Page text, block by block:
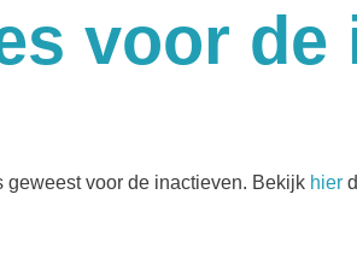
voor de
voor de inactieven. Bekijk hier